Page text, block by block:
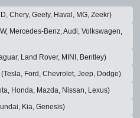
Chery, Geely, Haval, MG, Zeekr)
Mercedes-Benz, Audi, Volkswagen,
Land Rover, MINI, Bentley)
Ford, Chevrolet, Jeep, Dodge)
Honda, Mazda, Nissan, Lexus)
Kia, Genesis)